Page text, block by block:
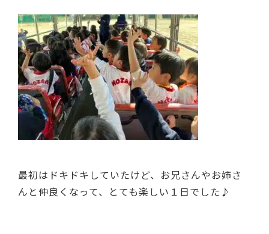
最初はドキドキしていたけど、お兄さんやお姉さ
んと仲良くなって、とても楽しい１日でした♪